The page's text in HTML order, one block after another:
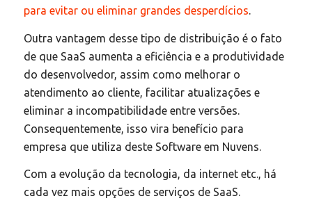
para evitar ou eliminar grandes desperdícios.
Outra vantagem desse tipo de distribuição é o fato
de que SaaS aumenta a eficiência e a produtividade
do desenvolvedor, assim como melhorar o
atendimento ao cliente, facilitar atualizações e
eliminar a incompatibilidade entre versões.
Consequentemente, isso vira benefício para
empresa que utiliza deste Software em Nuvens.
Com a evolução da tecnologia, da internet etc., há
cada vez mais opções de serviços de SaaS.